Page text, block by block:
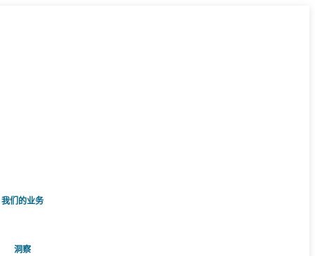
我们的业务
洞察